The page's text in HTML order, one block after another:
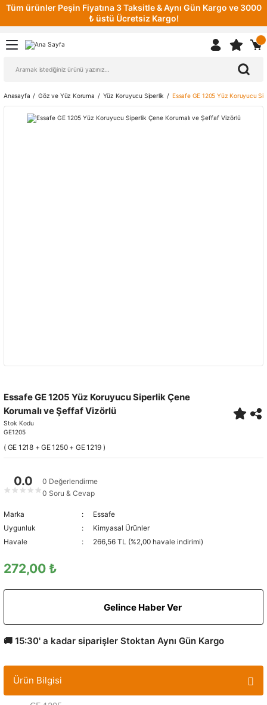
Tüm ürünler Peşin Fiyatına 3 Taksitle & Aynı Gün Kargo ve 3000
₺ üstü Ücretsiz Kargo!
Anasayfa Göz ve Yüz Koruma Yüz Koruyucu Siperlik Essafe GE 1205 Yüz Koruyucu
Essafe GE 1205 Yüz Koruyucu Siperlik Çene
Korumalı ve Şeffaf Vizörlü
Stok Kodu
GE1205
( GE 1218 + GE 1250 + GE 1219 )
0.0
★ ★ ★ ★ ★
0 Değerlendirme
0 Soru & Cevap
Marka
Essafe
Uygunluk
Kimyasal Ürünler
Havale
266,56 TL (%2,00 havale indirimi)
272,00 ₺
Gelince Haber Ver
🚚 15:30' a kadar siparişler Stoktan Aynı Gün Kargo
Ürün Bilgisi